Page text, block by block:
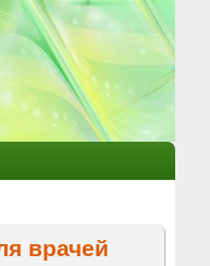
врачей